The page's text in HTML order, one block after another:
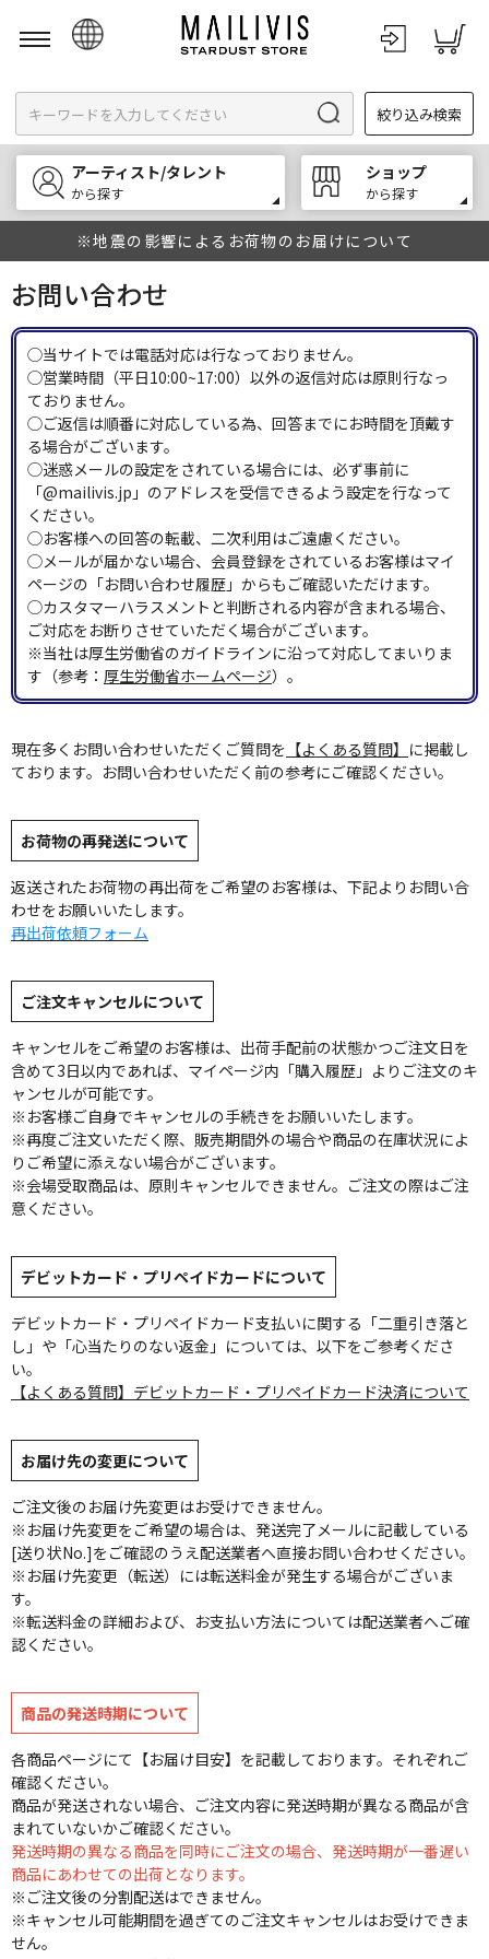
English
한국어
中文
絞り込み検索
アーティスト/タレント
から探す
ショップ
から探す
※地震の影響によるお荷物のお届けについて
お問い合わせ
◯当サイトでは電話対応は行なっておりません。
◯営業時間（平日10:00~17:00）以外の返信対応は原則行なっ
ておりません。
◯ご返信は順番に対応している為、回答までにお時間を頂戴す
る場合がございます。
◯迷惑メールの設定をされている場合には、必ず事前に
「@mailivis.jp」のアドレスを受信できるよう設定を行なって
ください。
◯お客様への回答の転載、二次利用はご遠慮ください。
◯メールが届かない場合、会員登録をされているお客様はマイ
ページの「お問い合わせ履歴」からもご確認いただけます。
◯カスタマーハラスメントと判断される内容が含まれる場合、
ご対応をお断りさせていただく場合がございます。
※当社は厚生労働省のガイドラインに沿って対応してまいりま
す（参考： 厚生労働省ホームページ）。
現在多くお問い合わせいただくご質問を 【よくある質問】 に掲載し
ております。お問い合わせいただく前の参考にご確認ください。
お荷物の再発送について
返送されたお荷物の再出荷をご希望のお客様は、下記よりお問い合
わせをお願いいたします。
再出荷依頼フォーム
ご注文キャンセルについて
キャンセルをご希望のお客様は、出荷手配前の状態かつご注文日を
含めて3日以内であれば、マイページ内「購入履歴」よりご注文のキ
ャンセルが可能です。
※お客様ご自身でキャンセルの手続きをお願いいたします。
※再度ご注文いただく際、販売期間外の場合や商品の在庫状況によ
りご希望に添えない場合がございます。
※会場受取商品は、原則キャンセルできません。ご注文の際はご注
意ください。
デビットカード・プリペイドカードについて
デビットカード・プリペイドカード支払いに関する「二重引き落と
し」や「心当たりのない返金」については、以下をご参考くださ
い。
【よくある質問】デビットカード・プリペイドカード決済について
お届け先の変更について
ご注文後のお届け先変更はお受けできません。
※お届け先変更をご希望の場合は、発送完了メールに記載している
[送り状No.]をご確認のうえ配送業者へ直接お問い合わせください。
※お届け先変更（転送）には転送料金が発生する場合がございま
す。
※転送料金の詳細および、お支払い方法については配送業者へご確
認ください。
商品の発送時期について
各商品ページにて【お届け目安】を記載しております。それぞれご
確認ください。
商品が発送されない場合、ご注文内容に発送時期が異なる商品が含
まれていないかご確認ください。
発送時期の異なる商品を同時にご注文の場合、発送時期が一番遅い
商品にあわせての出荷となります。
※ご注文後の分割配送はできません。
※キャンセル可能期間を過ぎてのご注文キャンセルはお受けできま
せん。